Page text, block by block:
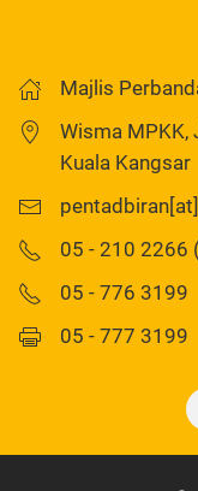
Majlis
Wisma MPKK,
Kuala Kangsar
05 - 210 2266
05 - 776 3199
05 - 777 3199